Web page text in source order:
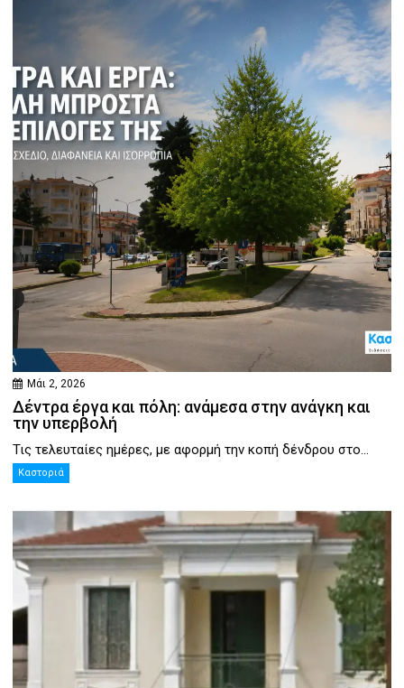
Μάι 2, 2026
Δέντρα έργα και πόλη: ανάμεσα στην ανάγκη και
την υπερβολή
Τις τελευταίες ημέρες, με αφορμή την κοπή δένδρου στο...
Καστοριά